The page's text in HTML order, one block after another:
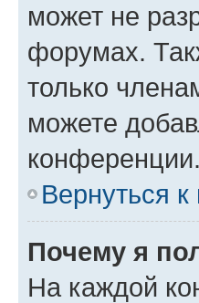
может не
форумах.
только
можете
конференции.
Вернуться к
Почему я
На каждой